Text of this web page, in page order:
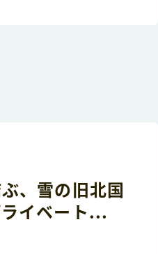
、雪の旧北国
イベート...